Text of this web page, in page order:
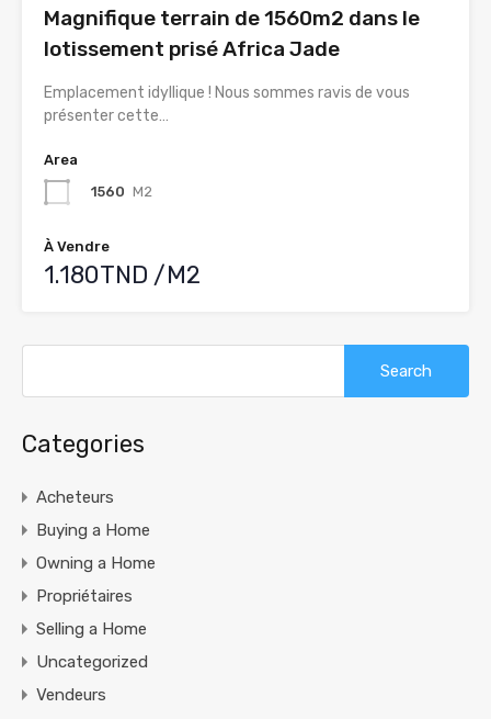
Magnifique terrain de 1560m2 dans le
lotissement prisé Africa Jade
Emplacement idyllique ! Nous sommes ravis de vous
présenter cette…
Area
1560 M2
À Vendre
1.180TND /M2
Categories
Acheteurs
Buying a Home
Owning a Home
Propriétaires
Selling a Home
Uncategorized
Vendeurs